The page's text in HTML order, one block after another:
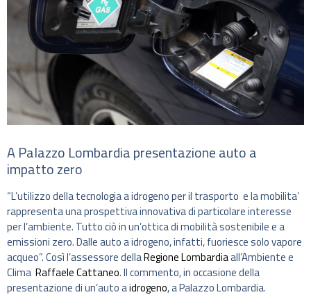
A Palazzo Lombardia presentazione auto a
impatto zero
“L’utilizzo della tecnologia a idrogeno per il trasporto e la mobilita’
rappresenta una prospettiva innovativa di particolare interesse
per l’ambiente. Tutto ciò in un’ottica di mobilità sostenibile e a
emissioni zero. Dalle auto a idrogeno, infatti, fuoriesce solo vapore
acqueo”. Così l’assessore dellaRegione Lombardiaall’Ambiente e
Clima Raffaele Cattaneo. Il commento, in occasione della
presentazione di un’auto aidrogeno, a Palazzo Lombardia.